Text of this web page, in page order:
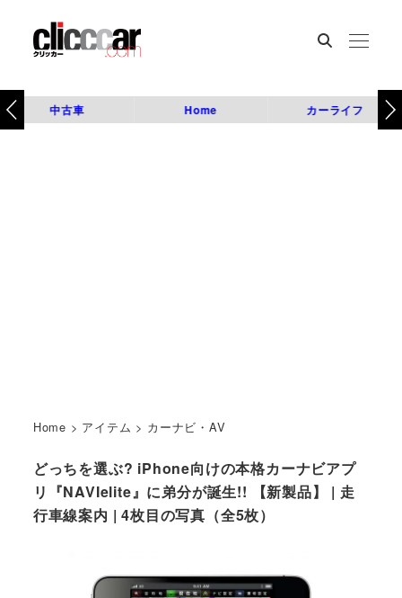
中古車 Home カーライフ
Home > アイテム > カーナビ・AV
どっちを選ぶ? iPhone向けの本格カーナビアプ
リ『NAVIelite』に弟分が誕生!! 【新製品】 | 走
行車線案内 | 4枚目の写真（全5枚）